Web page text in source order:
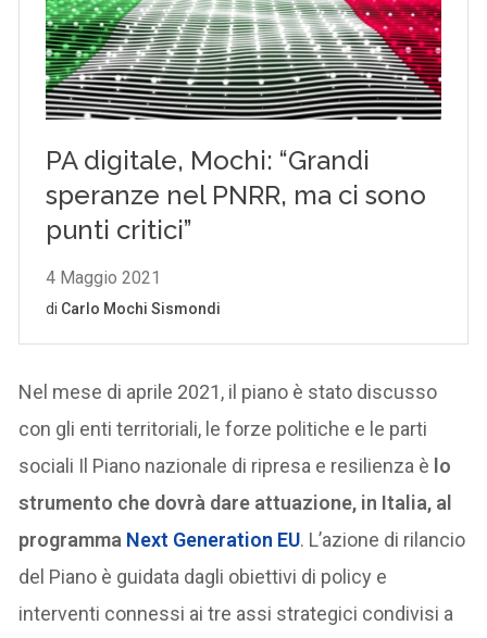
Nel mese di aprile 2021, il piano è stato discusso
con gli enti territoriali, le forze politiche e le parti
sociali Il Piano nazionale di ripresa e resilienza è lo
strumento che dovrà dare attuazione, in Italia, al
programma Next Generation EU. L’azione di rilancio
del Piano è guidata dagli obiettivi di policy e
interventi connessi ai tre assi strategici condivisi a